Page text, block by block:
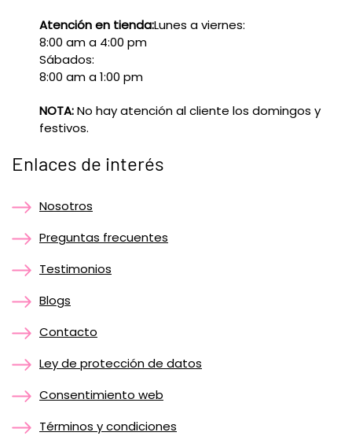
Atención en tienda:Lunes a viernes:
8:00 am a 4:00 pm
Sábados:
8:00 am a 1:00 pm
NOTA:No hay atención al cliente los domingos y
festivos.
Enlaces de interés
Nosotros
Preguntas frecuentes
Testimonios
Blogs
Contacto
Ley de protección de datos
Consentimiento web
Términos y condiciones